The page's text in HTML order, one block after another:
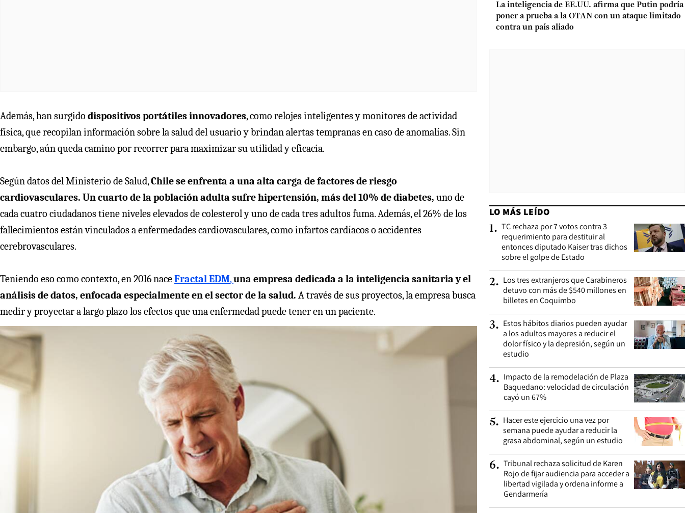
Además, han surgido dispositivos portátiles innovadores, como relojes inteligentes y monitores de actividad
física, que recopilan información sobre la salud del usuario y brindan alertas tempranas en caso de anomalías. Sin
embargo, aún queda camino por recorrer para maximizar su utilidad y eficacia.
Según datos del Ministerio de Salud,Chile se enfrenta a una alta carga de factores de riesgo
cardiovasculares. Un cuarto de la población adulta sufre hipertensión, más del 10% de diabetes, uno de
cada cuatro ciudadanos tiene niveles elevados de colesterol y uno de cada tres adultos fuma. Además, el 26% de los
fallecimientos están vinculados a enfermedades cardiovasculares, como infartos cardíacos o accidentes
cerebrovasculares.
Teniendo eso como contexto, en 2016 naceFractal EDM,una empresa dedicada a la inteligencia sanitaria y el
análisis de datos, enfocada especialmente en el sector de la salud. A través de sus proyectos, la empresa busca
medir y proyectar a largo plazo los efectos que una enfermedad puede tener en un paciente.
La inteligencia de EE.UU. afirma que Putin podría
poner a prueba a la OTAN con un ataque limitado
contra un país aliado
LO MÁS LEÍDO
1. TC rechaza por 7 votos contra 3
requerimiento para destituir al
entonces diputado Kaiser tras dichos
sobre el golpe de Estado
2. Los tres extranjeros que Carabineros
detuvo con más de $540 millones en
billetes en Coquimbo
3. Estos hábitos diarios pueden ayudar
a los adultos mayores a reducir el
dolor físico y la depresión, según un
estudio
4. Impacto de la remodelación de Plaza
Baquedano: velocidad de circulación
cayó un 67%
5. Hacer este ejercicio una vez por
semana puede ayudar a reducir la
grasa abdominal, según un estudio
6. Tribunal rechaza solicitud de Karen
Rojo de fijar audiencia para acceder a
libertad vigilada y ordena informe a
Gendarmería